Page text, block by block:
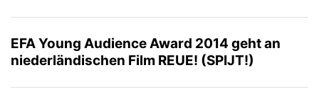
EFA Young Audience Award 2014 geht an
niederländischen Film REUE! (SPIJT!)